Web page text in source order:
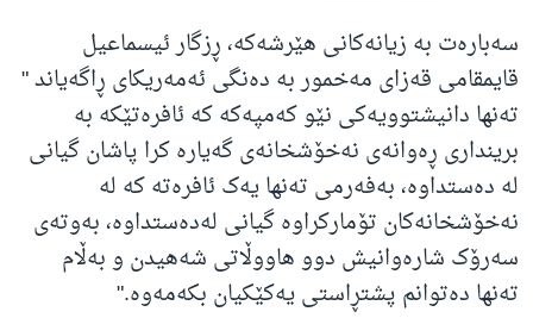
سەبارەت بە زیانەکانی هێرشەکە، ڕزگار ئیسماعیل
قایمقامی قەزای مەخمور بە دەنگی ئەمەریکای ڕاگەیاند "
تەنها دانیشتوویەکی نێو کەمپەکە کە ئافرەتێکە بە
برینداری ڕەوانەی نەخۆشخانەی گەیارە کرا پاشان گیانی
لە دەستداوە، بەفەرمی تەنها یەک ئافرەتە کە لە
نەخۆشخانەکان تۆمارکراوە گیانی لەدەستداوە، بەوتەی
سەرۆک شارەوانیش دوو هاووڵاتی شەهیدن و بەڵام
تەنها دەتوانم پشتڕاستی یەکێکیان بکەمەوە."